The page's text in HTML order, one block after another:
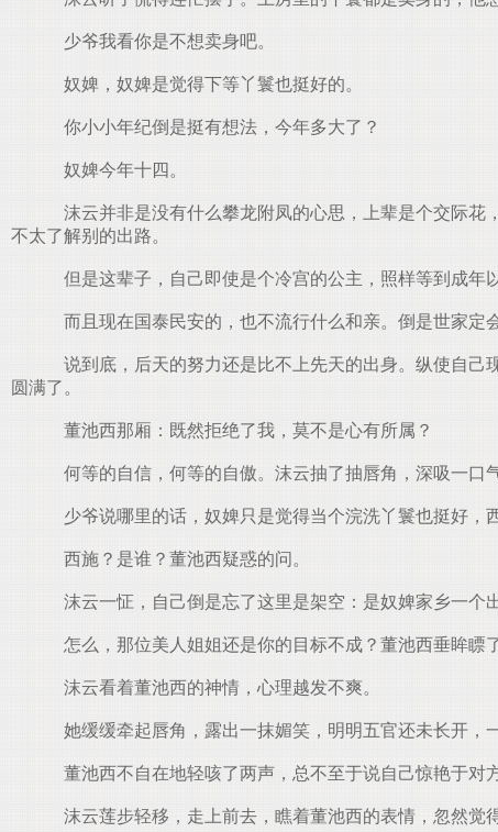
少爷我看你是不想卖身吧。
奴婢，奴婢是觉得下等丫鬟也挺好的。
你小小年纪倒是挺有想法，今年多大了？
奴婢今年十四。
沫云并非是没有什么攀龙附凤的心思，上辈是个交际花
不太了解别的出路。
但是这辈子，自己即使是个冷宫的公主，照样等到成年
而且现在国泰民安的，也不流行什么和亲。倒是世家定
说到底，后天的努力还是比不上先天的出身。纵使自己
圆满了。
董池西那厢：既然拒绝了我，莫不是心有所属？
何等的自信，何等的自傲。沫云抽了抽唇角，深吸一口
少爷说哪里的话，奴婢只是觉得当个浣洗丫鬟也挺好，
西施？是谁？董池西疑惑的问。
沫云一怔，自己倒是忘了这里是架空：是奴婢家乡一个
怎么，那位美人姐姐还是你的目标不成？董池西垂眸瞟
沫云看着董池西的神情，心理越发不爽。
她缓缓牵起唇角，露出一抹媚笑，明明五官还未长开，
董池西不自在地轻咳了两声，总不至于说自己惊艳于对
沫云莲步轻移，走上前去，瞧着董池西的表情，忽然觉